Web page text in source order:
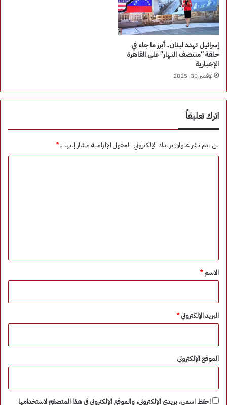
إسرائيل تهدد لبنان.. أبرز ما جاء في
حلقة “منتصف النهار” على القاهرة
الإخبارية
نوفمبر 30, 2025
اترك تعليقاً
لن يتم نشر عنوان بريدك الإلكتروني. الحقول الإلزامية مشار إليها بـ*
*
الاسم*
البريد الإلكتروني*
الموقع الإلكتروني
احفظ اسمي، بريدي الإلكتروني، والموقع الإلكتروني في هذا المتصفح لاستخدامها